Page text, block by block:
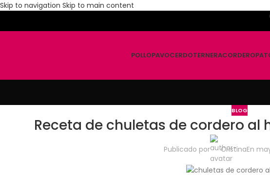
Skip to navigation Skip to main content
POLLOPAVOCERDOTERNERACORDERO
BLOG
Receta de chuletas de cordero al
Publicado por CristinaEn